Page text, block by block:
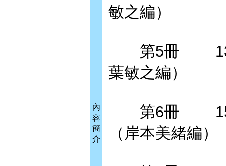
內
容
簡
介
敏之編）
第5冊 1348
葉敏之編）
第6冊 1571
（岸本美緒編）